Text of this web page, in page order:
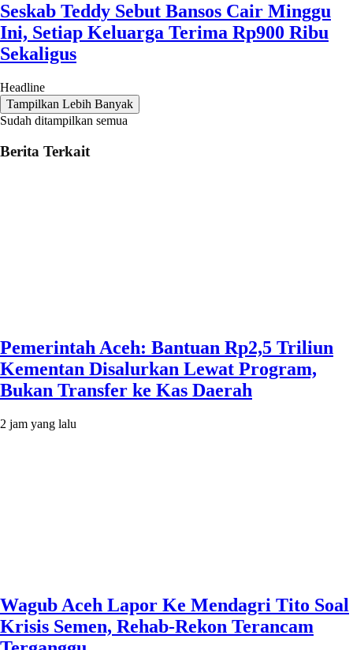
Seskab Teddy Sebut Bansos Cair Minggu
Ini, Setiap Keluarga Terima Rp900 Ribu
Sekaligus
Headline
Tampilkan Lebih Banyak
Sudah ditampilkan semua
Berita Terkait
Pemerintah Aceh: Bantuan Rp2,5 Triliun
Kementan Disalurkan Lewat Program,
Bukan Transfer ke Kas Daerah
2 jam yang lalu
Wagub Aceh Lapor Ke Mendagri Tito Soal
Krisis Semen, Rehab-Rekon Terancam